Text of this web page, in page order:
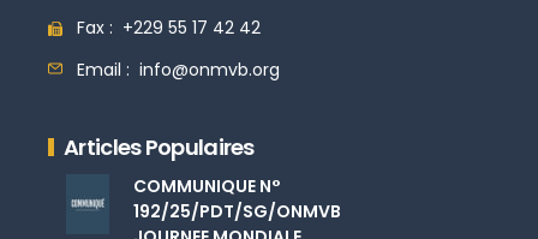
Fax : +229 55 17 42 42
Email : info@onmvb.org
Articles Populaires
COMMUNIQUE N°
192/25/PDT/SG/ONMVB